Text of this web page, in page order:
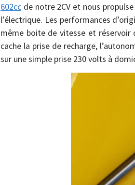
602cc de notre 2CV et nous
l’électrique. Les performances
même boite de vitesse et réservoir
cache la prise de recharge,
sur une simple prise 230 volts à